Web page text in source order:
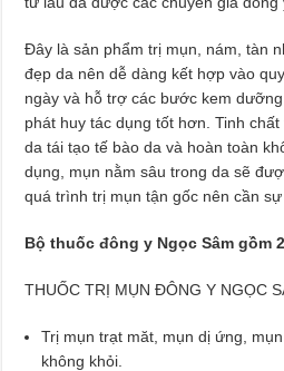
Đây là sản phẩm trị mụn, nám, tàn
đẹp da nên dễ dàng kết hợp vào
ngày và hỗ trợ các bước kem
phát huy tác dụng tốt hơn. Tinh
da tái tạo tế bào da và hoàn toàn
dụng, mụn nằm sâu trong da sẽ
quá trình trị mụn tận gốc nên cần sự
Bộ thuốc đông y Ngọc Sâm gồm
THUỐC TRỊ MỤN ĐÔNG Y NGỌC
Trị mụn trạt măt, mụn dị ứng,
không khỏi.